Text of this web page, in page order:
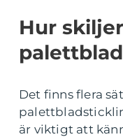
Hur
Det finns flera
är viktigt att